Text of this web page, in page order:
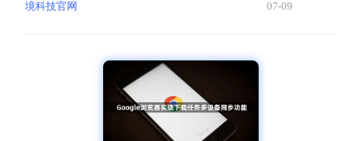
境科技官网
07-09